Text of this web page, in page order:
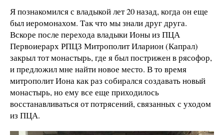
Я познакомился с владыкой лет 20 назад, когда он еще
был иеромонахом. Так что мы знали друг друга.
Вскоре после перехода владыки Ионы из ПЦА
Первоиерарх РПЦЗ Митрополит Иларион (Капрал)
закрыл тот монастырь, где я был пострижен в рясофор,
и предложил мне найти новое место. В то время
митрополит Иона как раз собирался создавать новый
монастырь, но ему все еще приходилось
восстанавливаться от потрясений, связанных с уходом
из ПЦА.